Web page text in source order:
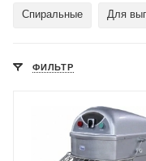
Спиральные Для
ФИЛЬТР